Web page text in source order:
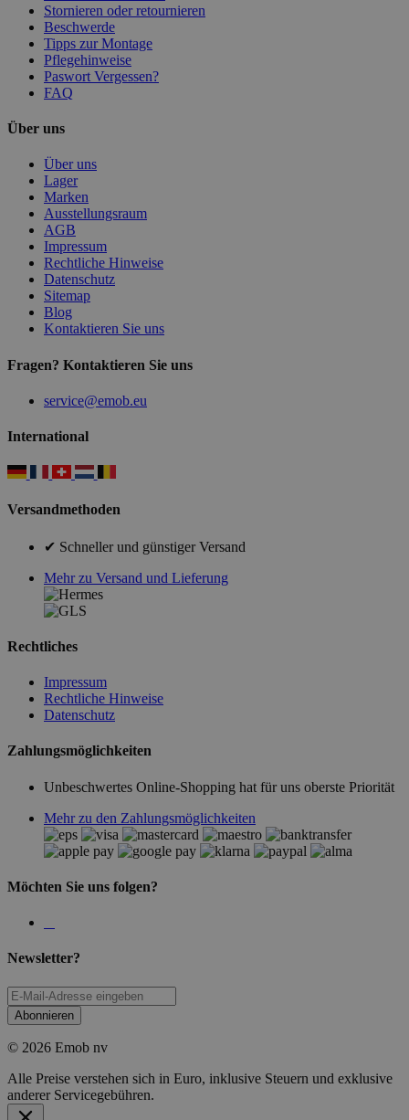
Stornieren oder retournieren
Beschwerde
Tipps zur Montage
Pflegehinweise
Paswort Vergessen?
FAQ
Über uns
Über uns
Lager
Marken
Ausstellungsraum
AGB
Impressum
Rechtliche Hinweise
Datenschutz
Sitemap
Blog
Kontaktieren Sie uns
Fragen? Kontaktieren Sie uns
service@emob.eu
International
Versandmethoden
✔ Schneller und günstiger Versand
Mehr zu Versand und Lieferung
Rechtliches
Impressum
Rechtliche Hinweise
Datenschutz
Zahlungsmöglichkeiten
Unbeschwertes Online-Shopping hat für uns oberste Priorität
Mehr zu den Zahlungsmöglichkeiten
Möchten Sie uns folgen?
Newsletter?
Abonnieren
© 2026 Emob nv
Alle Preise verstehen sich in Euro, inklusive Steuern und exklusive
anderer Servicegebühren.